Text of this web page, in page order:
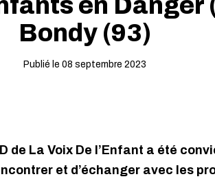
en Danger
Bondy (93)
Publié le 08 septembre 2023
de La Voix De l’Enfant a été
et d’échanger avec les